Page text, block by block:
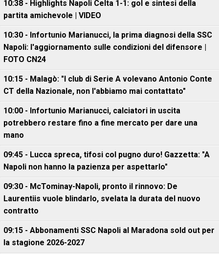
10:38 - Highlights Napoli Celta 1-1: gol e sintesi della
partita amichevole | VIDEO
10:30 - Infortunio Marianucci, la prima diagnosi della SSC
Napoli: l'aggiornamento sulle condizioni del difensore |
FOTO CN24
10:15 - Malagò: "I club di Serie A volevano Antonio Conte
CT della Nazionale, non l'abbiamo mai contattato"
10:00 - Infortunio Marianucci, calciatori in uscita
potrebbero restare fino a fine mercato per dare una
mano
09:45 - Lucca spreca, tifosi col pugno duro! Gazzetta: "A
Napoli non hanno la pazienza per aspettarlo"
09:30 - McTominay-Napoli, pronto il rinnovo: De
Laurentiis vuole blindarlo, svelata la durata del nuovo
contratto
09:15 - Abbonamenti SSC Napoli al Maradona sold out per
la stagione 2026-2027